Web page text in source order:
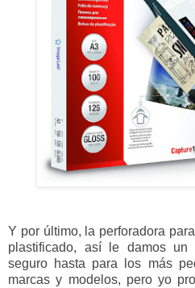
Y por último, la perforadora
plastificado, así le damos
seguro hasta para los más
marcas y modelos, pero yo